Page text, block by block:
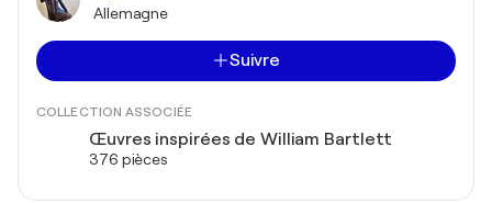
Allemagne
Suivre
COLLECTION ASSOCIÉE
Œuvres inspirées de William Bartlett
376 pièces